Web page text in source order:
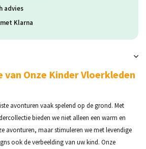
advies
Klarna
van Onze Kinder Vloerkleden
avonturen vaak spelend op de grond. Met
bieden we niet alleen een warm en
avonturen, maar stimuleren we met levendige
ook de verbeelding van uw kind. Onze